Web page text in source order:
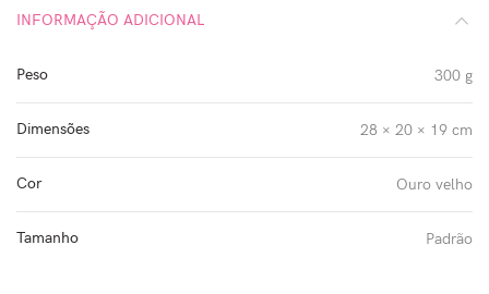
INFORMAÇÃO ADICIONAL
Peso 300 g
Dimensões 28 × 20 × 19 cm
Cor Ouro velho
Tamanho Padrão